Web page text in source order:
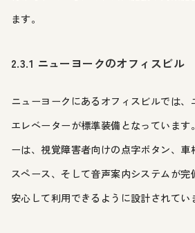
ます。
2.3.1 ニューヨークのオフィスビル
ニューヨークにあるオフィスビルでは、
エレベーターが標準装備となっています
ーは、視覚障害者向けの点字ボタン、車
スペース、そして音声案内システムが完
安心して利用できるように設計されてい